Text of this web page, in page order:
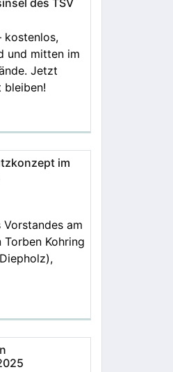
des TSV
kostenlos,
und mitten im
Jetzt
bleiben!
im
am
Kohring